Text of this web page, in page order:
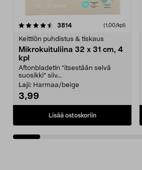
3814arvostelut (1,00/kpl)
Keittiön puhdistus & tiskaus
Mikrokuituliina 32 x 31 cm, 4
kpl
Aftonbladetin "itsestään selvä
suosikki" siiv...
Laji: Harmaa/beige
3,99
Lisää ostoskoriin
4.5viidestä